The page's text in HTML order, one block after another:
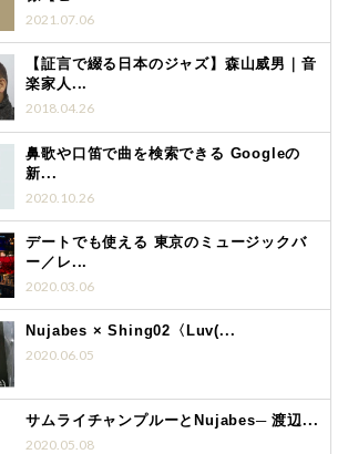
2021.07.06
【証言で綴る日本のジャズ】森山威男｜音
楽家人...
2018.04.26
鼻歌や口笛で曲を検索できる Googleの
新...
2020.10.26
デートでも使える 東京のミュージックバ
ー／レ...
2020.03.06
Nujabes × Shing02〈Luv(...
2020.06.05
サムライチャンプルーとNujabes─ 渡辺...
2020.05.08